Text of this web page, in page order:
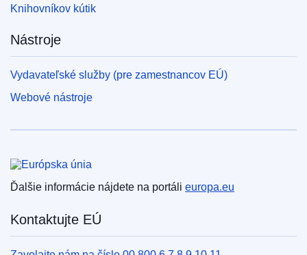
Knihovníkov kútik
Nástroje
Vydavateľské služby (pre zamestnancov EÚ)
Webové nástroje
Ďalšie informácie nájdete na portáli europa.eu
Kontaktujte EÚ